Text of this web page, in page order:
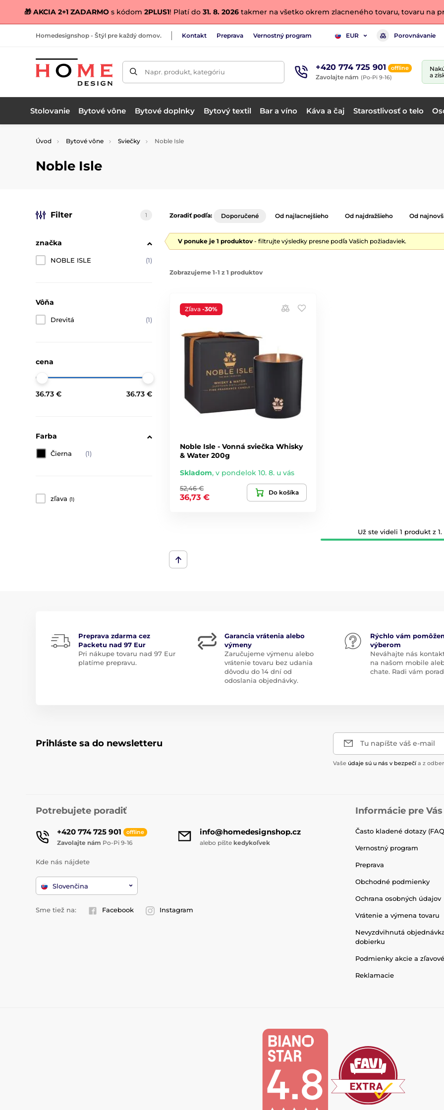
🎁 AKCIA 2+1 ZADARMO s kódom 2PLUS1! Platí do 31. 8. 2026 takmer na všetko okrem zlacneného tovaru, tovaru na
Homedesignshop - Štýl pre každý domov. Kontakt Preprava Vernostný program EUR Porovnávanie
Napr. produkt, kategóriu +420 774 725 901 offline
Zavolajte nám (Po-Pi 9-16)
a
Stolovanie Bytové vône Bytové doplnky Bytový textil Bar a víno Káva a čaj Starostlivosť o telo
Úvod Bytové vône Sviečky Noble Isle
Noble Isle
Filter 1
značka
NOBLE ISLE (1)
Vôňa
Drevitá (1)
cena
36.73 € 36.73 €
Farba
Čierna (1)
zľava (1)
Zoradiť podľa: Doporučené Od najlacnejšieho Od najdražšieho Od
V ponuke je 1 produktov - filtrujte výsledky presne podľa Vašich požiadaviek.
Zobrazujeme 1-1 z 1 produktov
Zľava -30%
Noble Isle - Vonná sviečka Whisky
& Water 200g
Skladom, v pondelok 10. 8. u vás
52,46 €
36,73 €
Do košíka
Už ste videli 1 produkt z 1.
Preprava zdarma cez
Packetu nad 97 Eur
Pri nákupe tovaru nad 97 Eur
platíme prepravu.
Garancia vrátenia alebo
výmeny
Zaručujeme výmenu alebo
vrátenie tovaru bez udania
dôvodu do 14 dní od
odoslania objednávky.
Rýchlo vám
výberom
Neváhajte nás
na našom mobile
chate. Radi vám
Prihláste sa do newsletteru Tu napíšte váš e-mail
Vaše údaje sú u nás v bezpečí a z
Potrebujete poradiť
+420 774 725 901 offline
Zavolajte nám Po-Pi 9-16
info@homedesignshop.cz
alebo píšte kedykoľvek
Kde nás nájdete
Slovenčina
Sme tiež na: Facebook Instagram
Informácie pre Vás
Často kladené dotazy
Vernostný program
Preprava
Obchodné podmienky
Ochrana osobných údajov
Vrátenie a výmena tovaru
Nevyzdvihnutá
dobierku
Podmienky akcie a
Reklamacie